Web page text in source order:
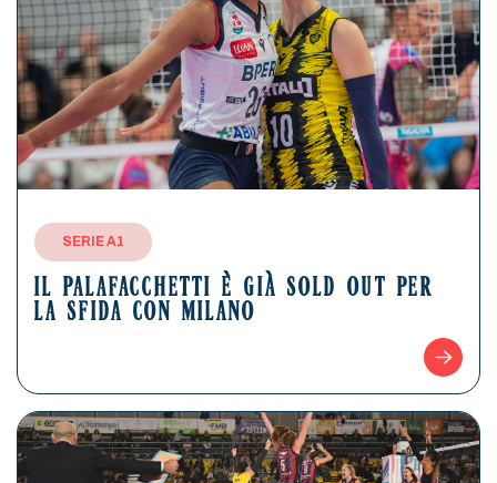
SERIE A1
IL PALAFACCHETTI È GIÀ SOLD OUT PER
LA SFIDA CON MILANO